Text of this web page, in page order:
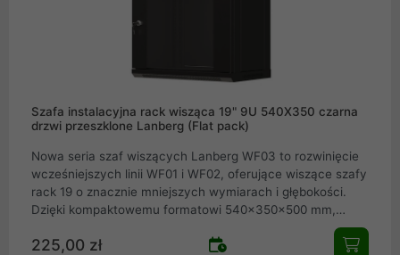
aranżację okablowania i zabezpieczenie urządzeń nawet
Szafa instalacyjna rack wisząca 19" 9U 540X350 czarna
drzwi przeszklone Lanberg (Flat pack)
Nowa seria szaf wiszących Lanberg WF03 to rozwinięcie
wcześniejszych linii WF01 i WF02, oferujące wiszące szafy
rack 19 o znacznie mniejszych wymiarach i głębokości.
Dzięki kompaktowemu formatowi 540×350×500 mm,
urządzenia te stanowią idealny wybór nie tylko dla dużych
firm, ale też dla małych i średnich przedsiębiorstw oraz
225,00 zł